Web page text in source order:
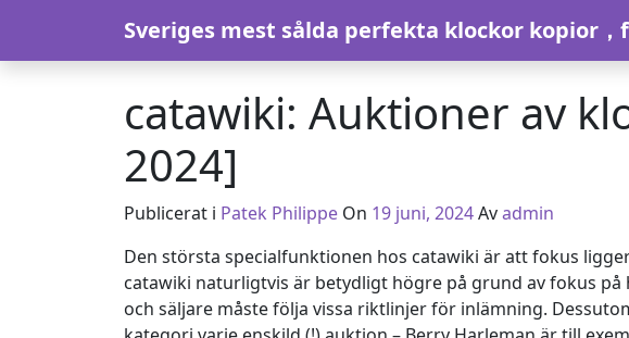
Sveriges mest sålda perfekta klockor kopior
catawiki: Auktioner av
2024]
Publicerat i Patek Philippe On 19 juni, 2024Avadmin
Den största specialfunktionen hos catawiki är att fokus
catawiki naturligtvis är betydligt högre på grund av fokus
och säljare måste följa vissa riktlinjer för inlämning.